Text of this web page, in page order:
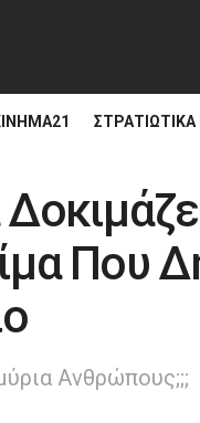
ΣΤΡΑΤΙΩΤΙΚΆ
Που
Ανθρώπους;;;